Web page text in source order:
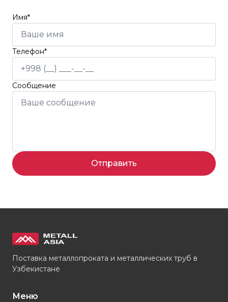
Имя*
Телефон*
Сообщение
Отправить
Поставка металлопроката и металлических труб в
Узбекистане
Меню